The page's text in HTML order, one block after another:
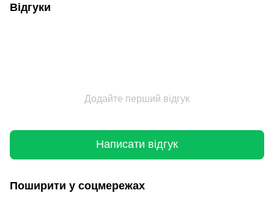
Відгуки
Додайте перший відгук
Написати відгук
Поширити у соцмережах